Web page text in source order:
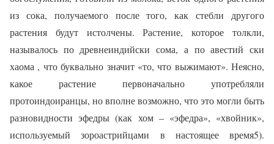
из сока, получаемого после того, как стебли другого
растения будут истолчены. Растение, которое толкли,
называлось по древнеиндийски сома, а по авестий ски
хаома , что буквально значит «то, что выжимают». Неясно,
какое растение первоначально употребляли
протоиндоиранцы, но вполне возможно, что это могли быть
разновидности эфедры (как хом – «эфедра», «хвойник»,
используемый зороастрийцами в настоящее время5).